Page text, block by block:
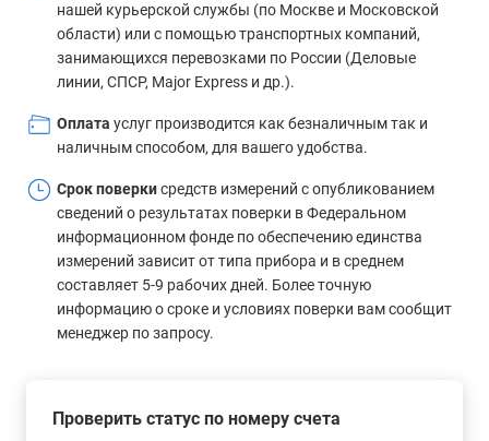
нашей курьерской службы (по Москве и Московской
области) или с помощью транспортных компаний,
занимающихся перевозками по России (Деловые
линии, СПСР, Major Express и др.).
Оплата услуг производится как безналичным так и
наличным способом, для вашего удобства.
Срок поверкисредств измерений с опубликованием
сведений о результатах поверки в Федеральном
информационном фонде по обеспечению единства
измерений зависит от типа прибора и в среднем
составляет 5-9 рабочих дней. Более точную
информацию о сроке и условиях поверки вам сообщит
менеджер по запросу.
Проверить статус по номеру счета